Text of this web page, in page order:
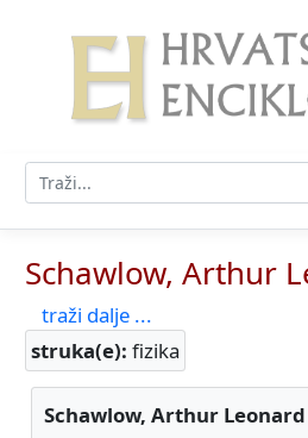
Schawlow, Arthur
traži dalje ...
struka(e): fizika
Schawlow, Arthur Leonard